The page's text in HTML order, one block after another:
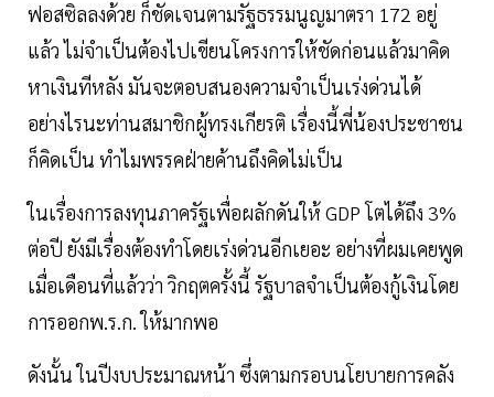
ฟอสซิลลงด้วย ก็ชัดเจนตามรัฐธรรมนูญมาตรา 172 อยู่
แล้ว ไม่จำเป็นต้องไปเขียนโครงการให้ชัดก่อนแล้วมาคิด
หาเงินทีหลัง มันจะตอบสนองความจำเป็นเร่งด่วนได้
อย่างไรนะท่านสมาชิกผู้ทรงเกียรติ เรื่องนี้พี่น้องประชาชน
ก็คิดเป็น ทำไมพรรคฝ่ายค้านถึงคิดไม่เป็น
ในเรื่องการลงทุนภาครัฐเพื่อผลักดันให้ GDP โตได้ถึง 3%
ต่อปี ยังมีเรื่องต้องทำโดยเร่งด่วนอีกเยอะ อย่างที่ผมเคยพูด
เมื่อเดือนที่แล้วว่า วิกฤตครั้งนี้ รัฐบาลจำเป็นต้องกู้เงินโดย
การออกพ.ร.ก. ให้มากพอ
ดังนั้น ในปีงบประมาณหน้า ซึ่งตามกรอบนโยบายการคลัง